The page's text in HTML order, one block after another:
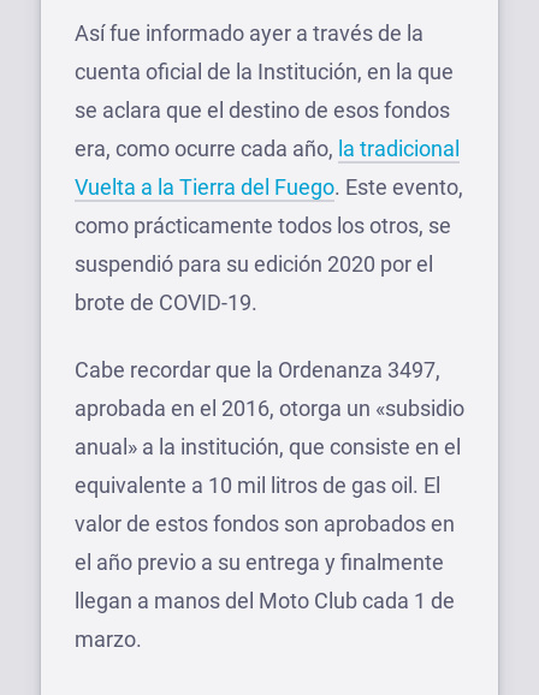
Así fue informado ayer a través de la
cuenta oficial de la Institución, en la que
se aclara que el destino de esos fondos
era, como ocurre cada año, la tradicional
Vuelta a la Tierra del Fuego. Este evento,
como prácticamente todos los otros, se
suspendió para su edición 2020 por el
brote de COVID-19.
Cabe recordar que la Ordenanza 3497,
aprobada en el 2016, otorga un «subsidio
anual» a la institución, que consiste en el
equivalente a 10 mil litros de gas oil. El
valor de estos fondos son aprobados en
el año previo a su entrega y finalmente
llegan a manos del Moto Club cada 1 de
marzo.